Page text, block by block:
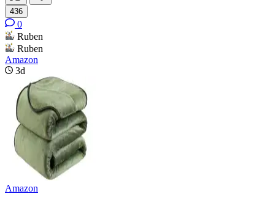
436
0
Ruben
Ruben
Amazon
3d
Amazon